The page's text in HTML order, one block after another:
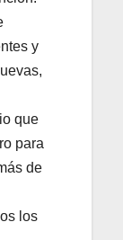
y
que
para
de
los